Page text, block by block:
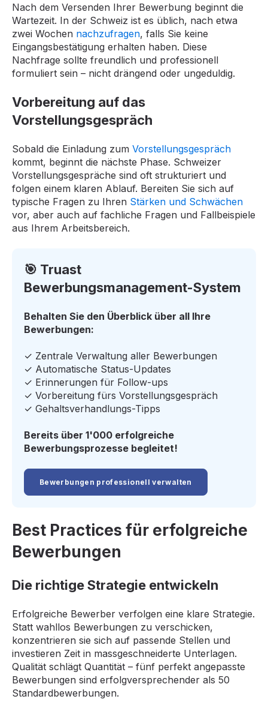
Nach dem Versenden Ihrer Bewerbung beginnt die
Wartezeit. In der Schweiz ist es üblich, nach etwa
zwei Wochen nachzufragen, falls Sie keine
Eingangsbestätigung erhalten haben. Diese
Nachfrage sollte freundlich und professionell
formuliert sein – nicht drängend oder ungeduldig.
Vorbereitung auf das
Vorstellungsgespräch
Sobald die Einladung zum Vorstellungsgespräch
kommt, beginnt die nächste Phase. Schweizer
Vorstellungsgespräche sind oft strukturiert und
folgen einem klaren Ablauf. Bereiten Sie sich auf
typische Fragen zu Ihren Stärken und Schwächen
vor, aber auch auf fachliche Fragen und Fallbeispiele
aus Ihrem Arbeitsbereich.
🎯 Truast
Bewerbungsmanagement-System
Behalten Sie den Überblick über all Ihre
Bewerbungen:
✓ Zentrale Verwaltung aller Bewerbungen
✓ Automatische Status-Updates
✓ Erinnerungen für Follow-ups
✓ Vorbereitung fürs Vorstellungsgespräch
✓ Gehaltsverhandlungs-Tipps
Bereits über 1'000 erfolgreiche
Bewerbungsprozesse begleitet!
Bewerbungen professionell verwalten
Best Practices für erfolgreiche
Bewerbungen
Die richtige Strategie entwickeln
Erfolgreiche Bewerber verfolgen eine klare Strategie.
Statt wahllos Bewerbungen zu verschicken,
konzentrieren sie sich auf passende Stellen und
investieren Zeit in massgeschneiderte Unterlagen.
Qualität schlägt Quantität – fünf perfekt angepasste
Bewerbungen sind erfolgversprechender als 50
Standardbewerbungen.